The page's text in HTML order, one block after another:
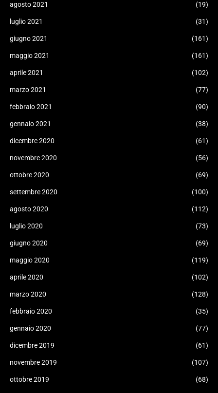
agosto 2021 (19)
luglio 2021 (31)
giugno 2021 (161)
maggio 2021 (161)
aprile 2021 (102)
marzo 2021 (77)
febbraio 2021 (90)
gennaio 2021 (38)
dicembre 2020 (61)
novembre 2020 (56)
ottobre 2020 (69)
settembre 2020 (100)
agosto 2020 (112)
luglio 2020 (73)
giugno 2020 (69)
maggio 2020 (119)
aprile 2020 (102)
marzo 2020 (128)
febbraio 2020 (35)
gennaio 2020 (77)
dicembre 2019 (61)
novembre 2019 (107)
ottobre 2019 (68)